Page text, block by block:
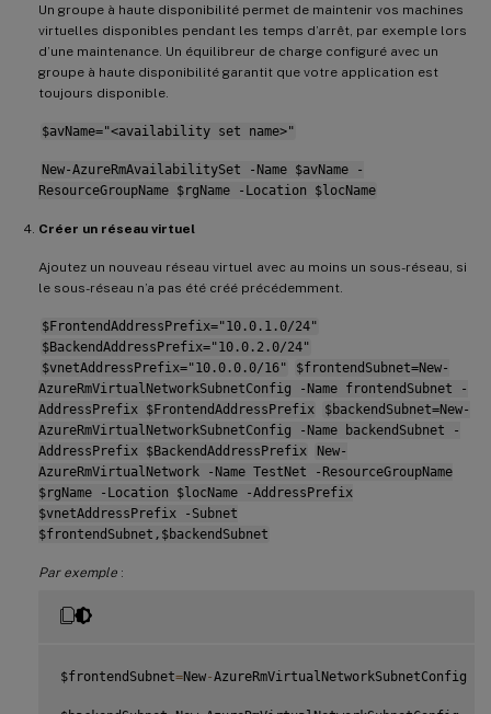
Un groupe à haute disponibilité permet de maintenir vos machines
virtuelles disponibles pendant les temps d’arrêt, par exemple lors
d’une maintenance. Un équilibreur de charge configuré avec un
groupe à haute disponibilité garantit que votre application est
toujours disponible.
$avName="<availability set name>"
New-AzureRmAvailabilitySet -Name $avName -
ResourceGroupName $rgName -Location $locName
Créer un réseau virtuel
Ajoutez un nouveau réseau virtuel avec au moins un sous-réseau, si
le sous-réseau n’a pas été créé précédemment.
$FrontendAddressPrefix="10.0.1.0/24"
$BackendAddressPrefix="10.0.2.0/24"
$vnetAddressPrefix="10.0.0.0/16"
$frontendSubnet=New-
AzureRmVirtualNetworkSubnetConfig -Name frontendSubnet -
AddressPrefix $FrontendAddressPrefix
$backendSubnet=New-
AzureRmVirtualNetworkSubnetConfig -Name backendSubnet -
AddressPrefix $BackendAddressPrefix
New-
AzureRmVirtualNetwork -Name TestNet -ResourceGroupName
$rgName -Location $locName -AddressPrefix
$vnetAddressPrefix -Subnet
$frontendSubnet,$backendSubnet
Par exemple :
$frontendSubnet=New-AzureRmVirtualNetworkSubnetConfig